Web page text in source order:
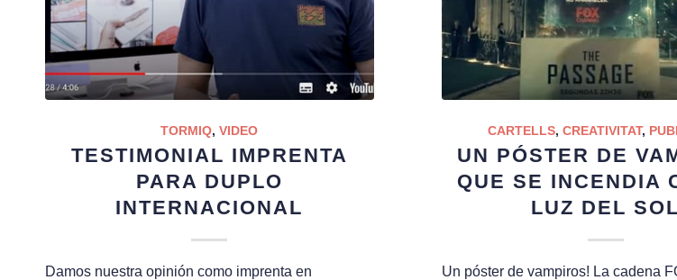
TORMIQ,VIDEO
TESTIMONIAL IMPRENTA
PARA DUPLO
INTERNACIONAL
Damos nuestra opinión como imprenta en
CARTELLS,CREATIVITAT,
UN PÓSTER DE
QUE SE INCENDIA
LUZ DEL SOL
Un póster de vampiros! La cadena